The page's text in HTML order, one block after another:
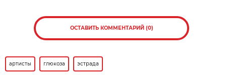
ОСТАВИТЬ КОММЕНТАРИЙ (0)
артисты глюкоза эстрада